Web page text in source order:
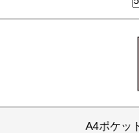
A4ポケッ